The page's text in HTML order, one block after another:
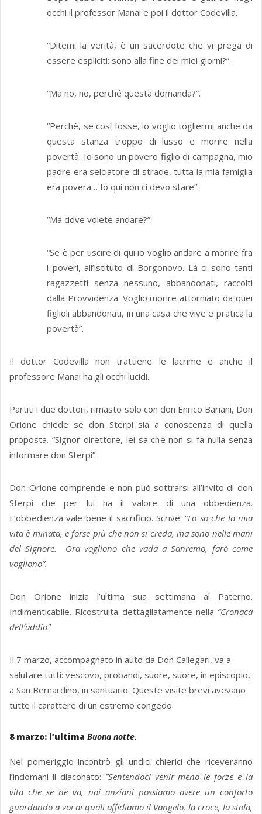
occhi il professor Manai e poi il dottor Codevilla.
“Ditemi la verità, è un sacerdote che vi prega di
essere espliciti: sono alla fine dei miei giorni?”.
“Ma no, no, perché questa domanda?”.
“Perché, se così fosse, io voglio togliermi anche da
questa stanza troppo di lusso e morire nella
povertà. Io sono un povero figlio di campagna, mio
padre era selciatore di strade, tutta la mia famiglia
era povera… Io qui non ci devo stare”.
“Ma dove volete andare?”.
“Se è per uscire di qui io voglio andare a morire fra
i poveri, all’istituto di Borgonovo. Là ci sono tanti
ragazzetti senza nessuno, abbandonati, raccolti
dalla Provvidenza. Voglio morire attorniato da quei
figlioli abbandonati, in una casa che vive e pratica la
povertà”.
Il dottor Codevilla non trattiene le lacrime e anche il
professore Manai ha gli occhi lucidi.
Partiti i due dottori, rimasto solo con don Enrico Bariani, Don
Orione chiede se don Sterpi sia a conoscenza di quella
proposta. “Signor direttore, lei sa che non si fa nulla senza
informare don Sterpi”.
Don Orione comprende e non può sottrarsi all’invito di don
Sterpi che per lui ha il valore di una obbedienza.
L’obbedienza vale bene il sacrificio. Scrive: “Lo so che la mia
vita è minata, e forse più che non si creda, ma sono nelle mani
del Signore. Ora vogliono che vada a Sanremo, farò come
vogliono”.
Don Orione inizia l’ultima sua settimana al Paterno.
Indimenticabile. Ricostruita dettagliatamente nella “Cronaca
dell’addio”.
Il 7 marzo, accompagnato in auto da Don Callegari, va a
salutare tutti: vescovo, probandi, suore, suore, in episcopio,
a San Bernardino, in santuario. Queste visite brevi avevano
tutte il carattere di un estremo congedo.
8 marzo: l’ultima Buona notte.
Nel pomeriggio incontrò gli undici chierici che riceveranno
l’indomani il diaconato: ”Sentendoci venir meno le forze e la
vita che se ne va, noi anziani possiamo avere un conforto
guardando a voi ai quali affidiamo il Vangelo, la croce, la stola,